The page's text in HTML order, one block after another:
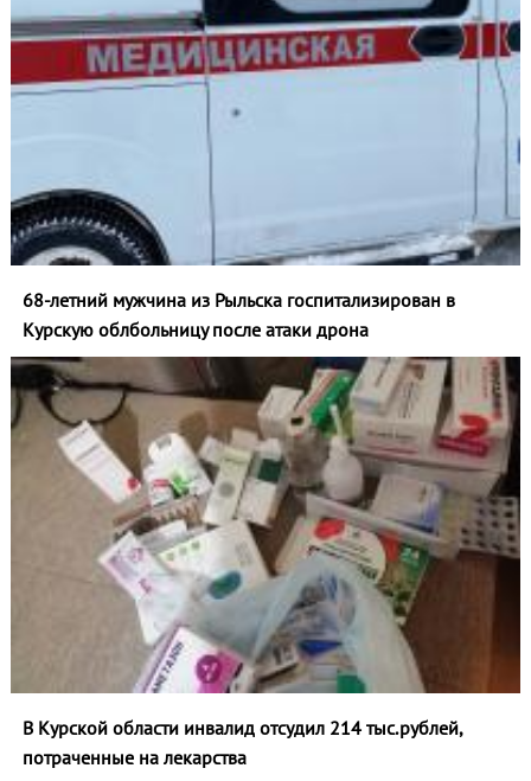
68-летний мужчина из Рыльска госпитализирован в
Курскую облбольницу после атаки дрона
В Курской области инвалид отсудил 214 тыс.рублей,
потраченные на лекарства